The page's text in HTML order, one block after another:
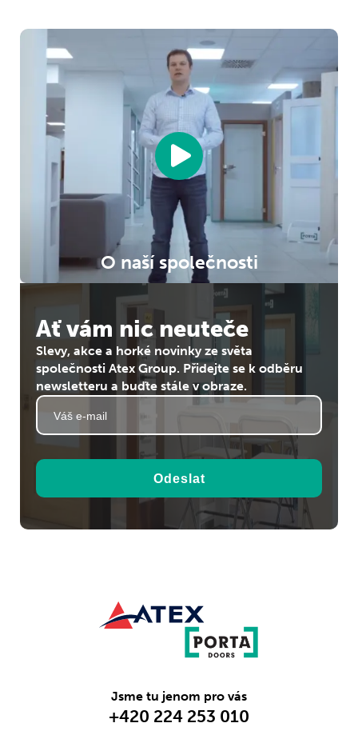
O naší společnosti
Ať vám nic neuteče
Slevy, akce a horké novinky ze světa
společnosti Atex Group. Přidejte se k odběru
newsletteru a buďte stále v obraze.
Odeslat
Jsme tu jenom pro vás
+420 224 253 010